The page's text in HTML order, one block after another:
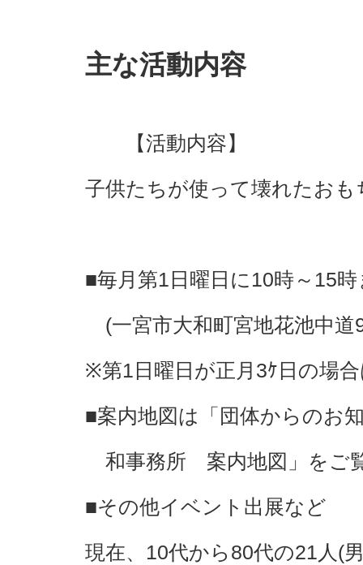
主な活動内容
【活動内容】
子供たちが使って壊れたお
■毎月第1日曜日に10時～15
(一宮市大和町宮地花池中
※第1日曜日が正月3ｹ日の場
■案内地図は「団体からのお
和事務所 案内地図」をご
■その他イベント出展など
現在、10代から80代の21人(